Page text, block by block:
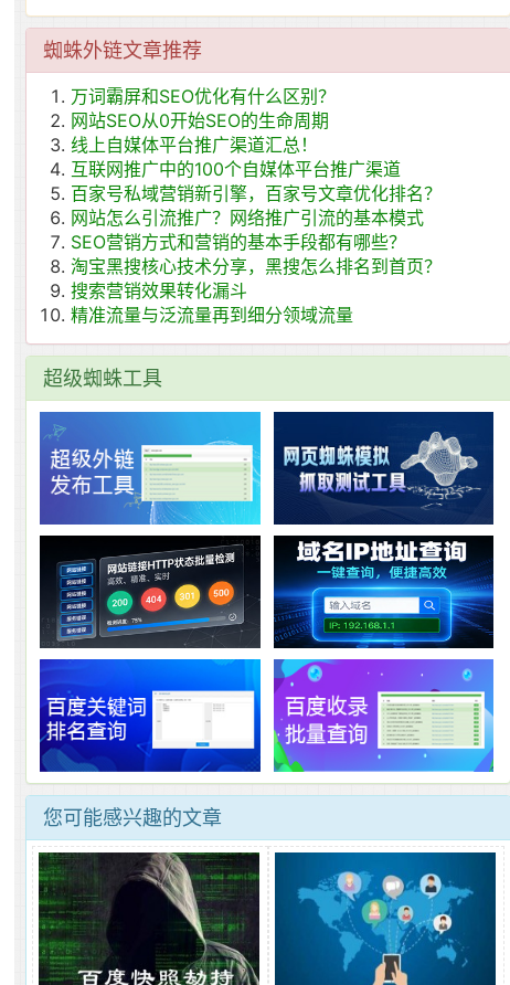
蜘蛛外链文章推荐
万词霸屏和SEO优化有什么区别？
网站SEO从0开始SEO的生命周期
线上自媒体平台推广渠道汇总！
互联网推广中的100个自媒体平台推广渠道
百家号私域营销新引擎，百家号文章优化排名？
网站怎么引流推广？网络推广引流的基本模式
SEO营销方式和营销的基本手段都有哪些？
淘宝黑搜核心技术分享，黑搜怎么排名到首页？
搜索营销效果转化漏斗
精准流量与泛流量再到细分领域流量
超级蜘蛛工具
您可能感兴趣的文章